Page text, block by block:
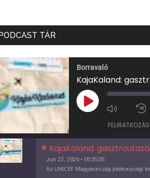
TÁR
Borravaló
PLAY
EPISODE
FELIRATKOZÁS
KajaKaland: gasztroutazás a föld körül
Jun 22, 2026 • 00:35:05